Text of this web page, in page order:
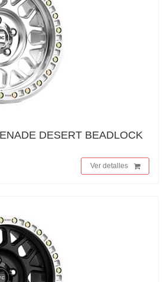
DESERT BEADLOCK
Ver detalles